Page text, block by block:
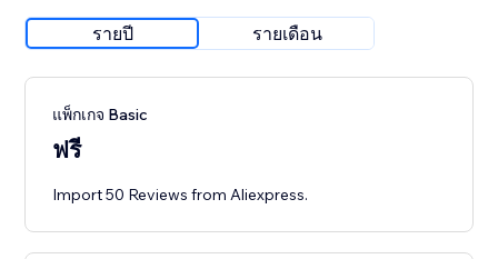
รายปี รายเดือน
แพ็กเกจ Basic
ฟรี
Import 50 Reviews from Aliexpress.